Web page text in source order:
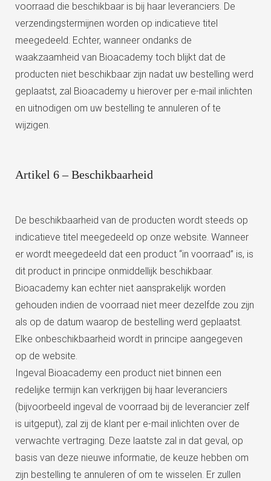
voorraad die beschikbaar is bij haar leveranciers. De
verzendingstermijnen worden op indicatieve titel
meegedeeld. Echter, wanneer ondanks de
waakzaamheid van Bioacademy toch blijkt dat de
producten niet beschikbaar zijn nadat uw bestelling werd
geplaatst, zal Bioacademy u hierover per e-mail inlichten
en uitnodigen om uw bestelling te annuleren of te
wijzigen.
Artikel 6 – Beschikbaarheid
De beschikbaarheid van de producten wordt steeds op
indicatieve titel meegedeeld op onze website. Wanneer
er wordt meegedeeld dat een product “in voorraad” is, is
dit product in principe onmiddellijk beschikbaar.
Bioacademy kan echter niet aansprakelijk worden
gehouden indien de voorraad niet meer dezelfde zou zijn
als op de datum waarop de bestelling werd geplaatst.
Elke onbeschikbaarheid wordt in principe aangegeven
op de website.
Ingeval Bioacademy een product niet binnen een
redelijke termijn kan verkrijgen bij haar leveranciers
(bijvoorbeeld ingeval de voorraad bij de leverancier zelf
is uitgeput), zal zij de klant per e-mail inlichten over de
verwachte vertraging. Deze laatste zal in dat geval, op
basis van deze nieuwe informatie, de keuze hebben om
zijn bestelling te annuleren of om te wisselen. Er zullen